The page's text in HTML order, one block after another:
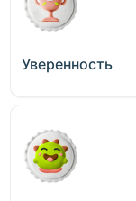
Уверенность